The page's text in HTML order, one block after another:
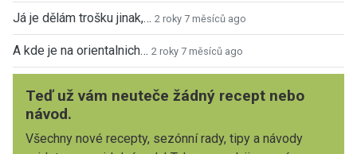
Já je dělám trošku jinak,… 2 roky 7 měsíců ago
A kde je na orientalnich… 2 roky 7 měsíců ago
Teď už vám neuteče žádný recept nebo
návod.
Všechny nové recepty, sezónní rady, tipy a návody